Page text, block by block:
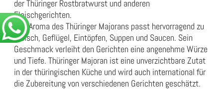
der Thüringer Rostbratwurst und anderen
Fleischgerichten.
Das Aroma des Thüringer Majorans passt hervorragend zu
Fleisch, Geflügel, Eintöpfen, Suppen und Saucen. Sein
Geschmack verleiht den Gerichten eine angenehme Würze
und Tiefe. Thüringer Majoran ist eine unverzichtbare Zutat
in der thüringischen Küche und wird auch international für
die Zubereitung von verschiedenen Gerichten geschätzt.